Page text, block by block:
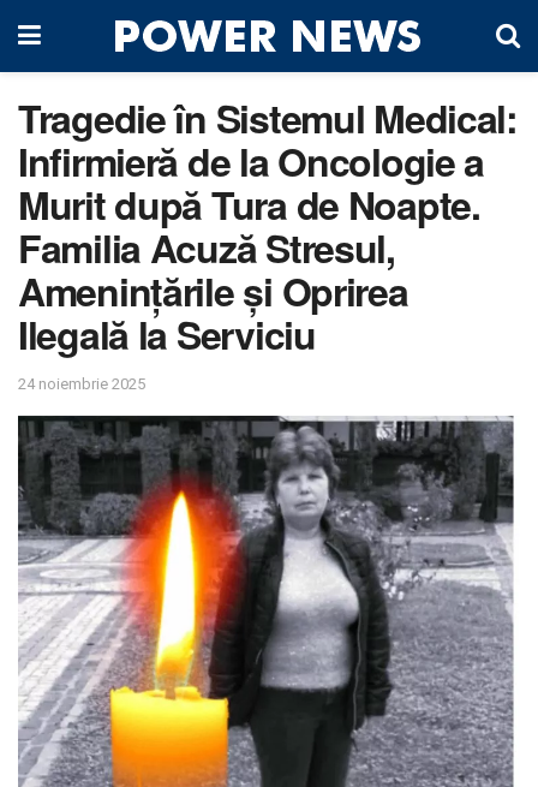
Tragedie în Sistemul Medical:
Infirmieră de la Oncologie a
Murit după Tura de Noapte.
Familia Acuză Stresul,
Amenințările și Oprirea
Ilegală la Serviciu
24 noiembrie 2025